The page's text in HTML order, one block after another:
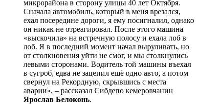
микрорайона в сторону улицы 40 лет Октября.
Сначала автомобиль, который в меня врезался,
ехал посередине дороги, я ему посигналил, однако
он никак не отреагировал. После этого машина
«выскочила» на встречную полосу и ехала лоб в
лоб. Я в последний момент начал выруливать, но
от столкновения уйти не смог, и мы столкнулись
левыми сторонами. Водитель той машины въехал
в сугроб, едва не зацепил ещё одно авто, а потом
свернул на Рекордную, скрывшись с места
аварии», – рассказал Сибдепо кемеровчанин
Ярослав Белоконь.